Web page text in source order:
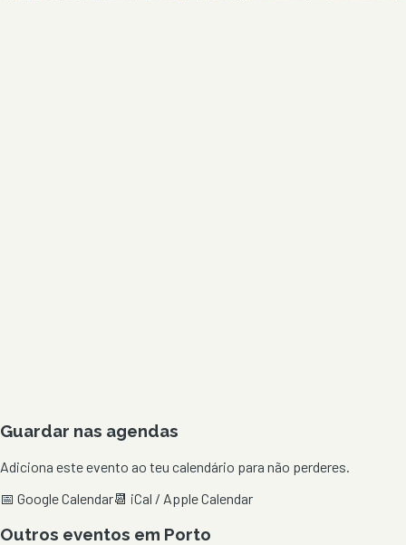
Guardar nas agendas
Adiciona este evento ao teu calendário para não perderes.
📅 Google Calendar📆 iCal / Apple Calendar
Outros eventos em Porto